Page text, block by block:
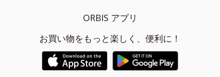
ORBIS アプリ
お買い物をもっと楽しく、便利に！